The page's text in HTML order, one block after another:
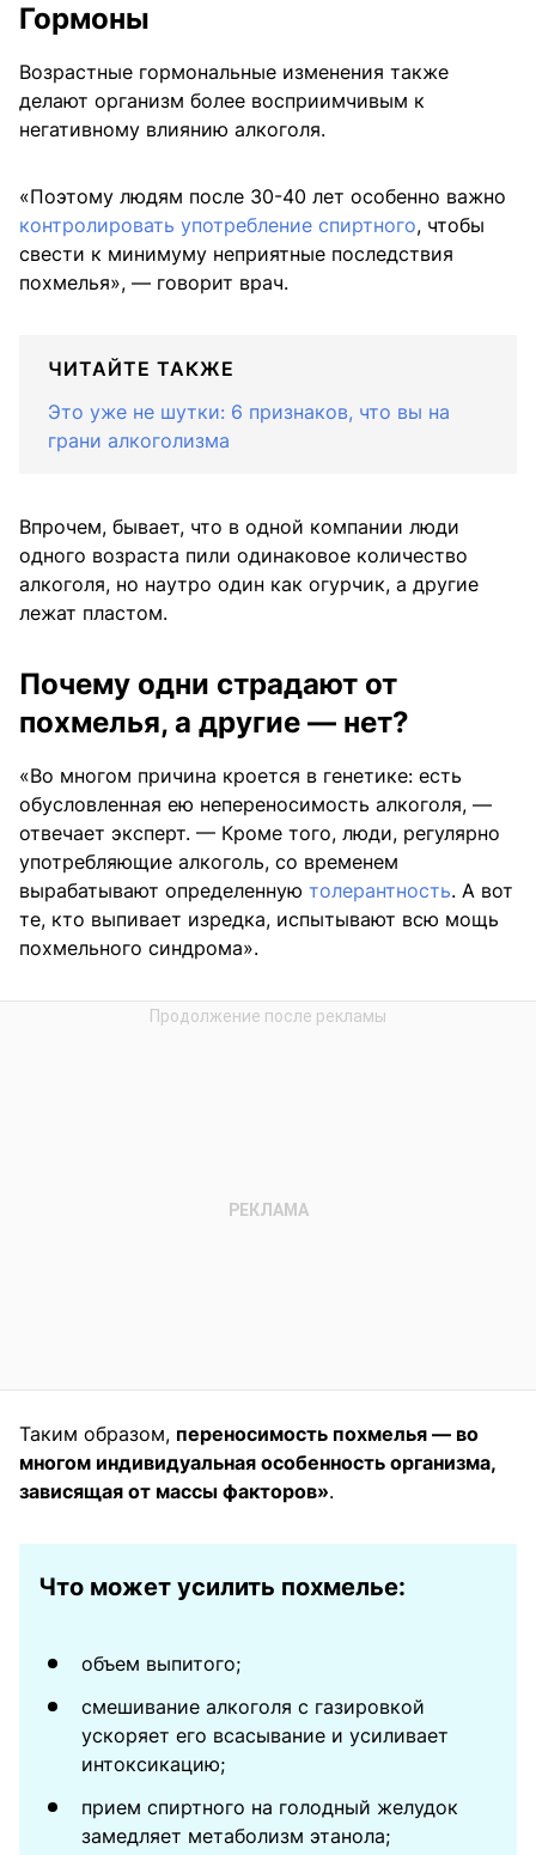
Гормоны
Возрастные гормональные изменения также
делают организм более восприимчивым к
негативному влиянию алкоголя.
«Поэтому людям после 30-40 лет особенно важно
контролировать употребление спиртного, чтобы
свести к минимуму неприятные последствия
похмелья», — говорит врач.
ЧИТАЙТЕ ТАКЖЕ
Это уже не шутки: 6 признаков, что вы на
грани алкоголизма
Впрочем, бывает, что в одной компании люди
одного возраста пили одинаковое количество
алкоголя, но наутро один как огурчик, а другие
лежат пластом.
Почему одни страдают от
похмелья, а другие — нет?
«Во многом причина кроется в генетике: есть
обусловленная ею непереносимость алкоголя, —
отвечает эксперт. — Кроме того, люди, регулярно
употребляющие алкоголь, со временем
вырабатывают определенную толерантность. А вот
те, кто выпивает изредка, испытывают всю мощь
похмельного синдрома».
Таким образом, переносимость похмелья — во
многом индивидуальная особенность организма,
зависящая от массы факторов».
Что может усилить похмелье:
объем выпитого;
смешивание алкоголя с газировкой
ускоряет его всасывание и усиливает
интоксикацию;
прием спиртного на голодный желудок
замедляет метаболизм этанола;